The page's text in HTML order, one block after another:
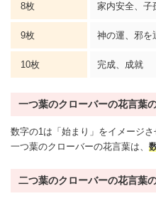
8枚 家内安全、子
9枚 神の運、邪を
10枚 完成、成就
一つ葉のクローバーの花言葉
数字の1は「始まり」をイメージさ
一つ葉のクローバーの花言葉は、
二つ葉のクローバーの花言葉